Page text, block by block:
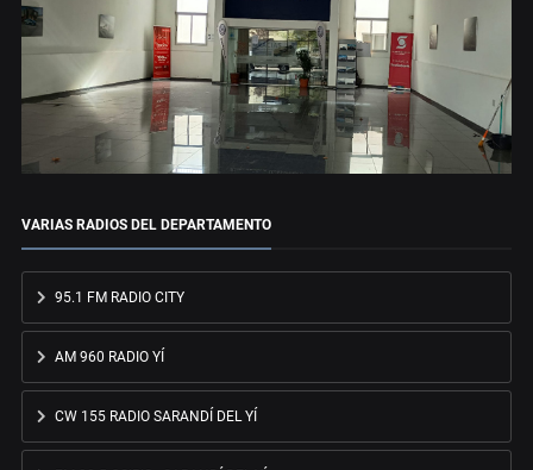
VARIAS RADIOS DEL DEPARTAMENTO
95.1 FM RADIO CITY
AM 960 RADIO YÍ
CW 155 RADIO SARANDÍ DEL YÍ